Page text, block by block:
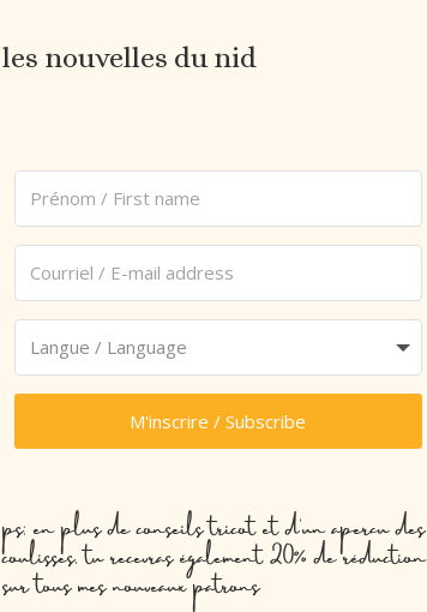
les nouvelles du nid
M'inscrire / Subscribe
ps: en plus de conseils tricot et d’un aperçu des
coulisses, tu recevras également 20% de réduction
sur tous mes nouveaux patrons